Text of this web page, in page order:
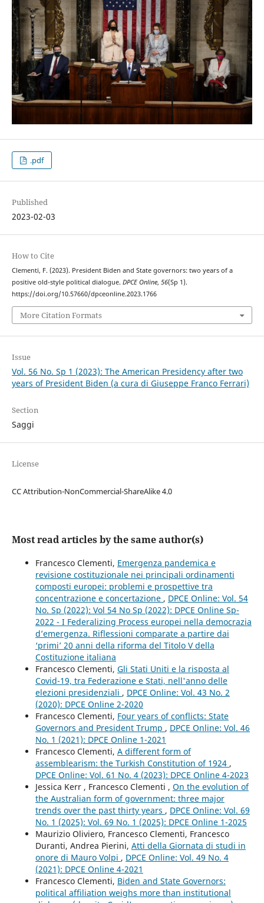
.pdf
Published
2023-02-03
How to Cite
Clementi, F. (2023). President Biden and State governors: two years of a
positive old-style political dialogue. DPCE Online, 56(Sp 1).
https://doi.org/10.57660/dpceonline.2023.1766
More Citation Formats
Issue
Vol. 56 No. Sp 1 (2023): The American Presidency after two
years of President Biden (a cura di Giuseppe Franco Ferrari)
Section
Saggi
License
CC Attribution-NonCommercial-ShareAlike 4.0
Most read articles by the same author(s)
Francesco Clementi, Emergenza pandemica e
revisione costituzionale nei principali ordinamenti
composti europei: problemi e prospettive tra
concentrazione e concertazione , DPCE Online: Vol. 54
No. Sp (2022): Vol 54 No Sp (2022): DPCE Online Sp-
2022 - I Federalizing Process europei nella democrazia
d’emergenza. Riflessioni comparate a partire dai
‘primi’ 20 anni della riforma del Titolo V della
Costituzione italiana
Francesco Clementi, Gli Stati Uniti e la risposta al
Covid-19, tra Federazione e Stati, nell'anno delle
elezioni presidenziali , DPCE Online: Vol. 43 No. 2
(2020): DPCE Online 2-2020
Francesco Clementi, Four years of conflicts: State
Governors and President Trump , DPCE Online: Vol. 46
No. 1 (2021): DPCE Online 1-2021
Francesco Clementi, A different form of
assemblearism: the Turkish Constitution of 1924 ,
DPCE Online: Vol. 61 No. 4 (2023): DPCE Online 4-2023
Jessica Kerr , Francesco Clementi , On the evolution of
the Australian form of government: three major
trends over the past thirty years , DPCE Online: Vol. 69
No. 1 (2025): Vol. 69 No. 1 (2025): DPCE Online 1-2025
Maurizio Oliviero, Francesco Clementi, Francesco
Duranti, Andrea Pierini, Atti della Giornata di studi in
onore di Mauro Volpi , DPCE Online: Vol. 49 No. 4
(2021): DPCE Online 4-2021
Francesco Clementi, Biden and State Governors:
political affiliation weighs more than institutional